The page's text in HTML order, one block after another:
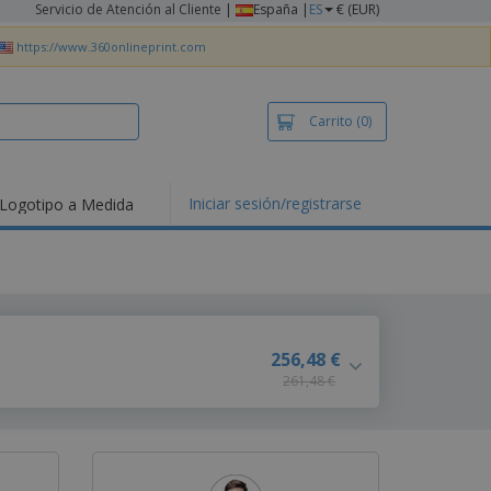
Servicio de Atención al Cliente | España | ES € (EUR)
https://www.360onlineprint.com
Carrito (0)
Logotipo a Medida Iniciar sesión/registrarse
256,48 €
261,48 €